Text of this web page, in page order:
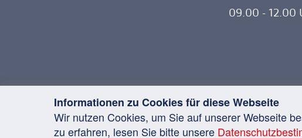
Informationen zu Cookies für diese Webseite
Wir nutzen Cookies, um Sie auf unserer Webseite
zu erfahren, lesen Sie bitte unsere
09.00 - 12.00
Copyright © 2026 Tiroler